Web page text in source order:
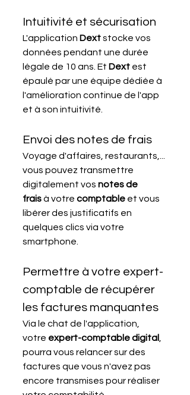
Intuitivité et sécurisation
L'application Dext stocke vos
données pendant une durée
légale de 10 ans. Et Dext est
épaulé par une équipe dédiée à
l'amélioration continue de l'app
et à son intuitivité.
Envoi des notes de frais
Voyage d'affaires, restaurants,...
vous pouvez transmettre
digitalement vos notes de
frais à votre comptable et vous
libérer des justificatifs en
quelques clics via votre
smartphone.
‍Permettre à votre expert-
comptable de récupérer
les factures manquantes
Via le chat de l'application,
votre expert-comptable digital
pourra vous relancer sur des
factures que vous n'avez pas
encore transmises pour réaliser